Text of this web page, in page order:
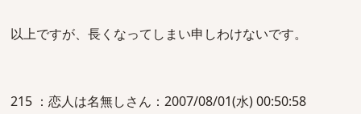
以上ですが、長くなってしまい申しわけないです。
215 ：恋人は名無しさん：2007/08/01(水) 00:50:58